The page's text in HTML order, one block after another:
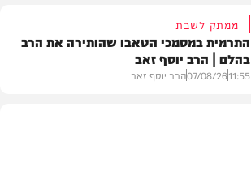
ממתק לשבת
התרמית במסמכי הטאבו שהותירה את הרב
בהלם | הרב יוסף זאב
11:55
07/08/26הרב יוסף זאב